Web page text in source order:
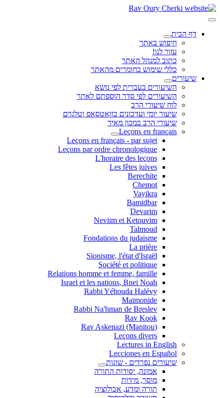
דף הבית
חיפוש באתר
עזור לנו!
כתוב למנהל האתר
כללי שימוש בחומרים מהאתר
שיעורים
השיעורים בעברית לפי נושא
השיעורים לפי סדר הוספתם לאתר
לוח שיעורי הרב
שיעור יומי ועדכונים בוואטסאפ וטלגרם
שיעורי הרב במכון מאיר
Leçons en français
Leçons en français - par sujet
Leçons par ordre chronologique
L'horaire des leçons
Les fêtes juives
Berechite
Chemot
Vayikra
Bamidbar
Devarim
Neviim et Ketouvim
Talmoud
Fondations du judaisme
La prière
Sionisme, l'état d'Israël
Société et politique
Relations homme et femme, famille
Israel et les nations, Bnei Noah
Rabbi Yéhouda Halévy
Maimonide
Rabbi Na'hman de Breslev
Rav Kook
(Rav Askenazi (Manitou
Leçons divers
Lectures in English
Lecciones en Español
שיעורים נפרדים - שונות
אמונה, יסודות התורה
מוסר, מידות
תורה ומדע, אבולוציה